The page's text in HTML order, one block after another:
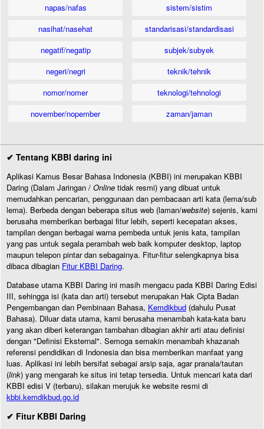
napas/nafas
nasihat/nasehat
negatif/negatip
negeri/negri
nomor/nomer
november/nopember
sistem/sistim
standarisasi/standardisasi
subjek/subyek
teknik/tehnik
teknologi/tehnologi
zaman/jaman
✔ Tentang KBBI daring ini
Aplikasi Kamus Besar Bahasa Indonesia (KBBI) ini merupakan KBBI
Daring (Dalam Jaringan / Online tidak resmi) yang dibuat untuk
memudahkan pencarian, penggunaan dan pembacaan arti kata (lema/sub
lema). Berbeda dengan beberapa situs web (laman/website) sejenis, kami
berusaha memberikan berbagai fitur lebih, seperti kecepatan akses,
tampilan dengan berbagai warna pembeda untuk jenis kata, tampilan
yang pas untuk segala perambah web baik komputer desktop, laptop
maupun telepon pintar dan sebagainya. Fitur-fitur selengkapnya bisa
dibaca dibagian Fitur KBBI Daring.
Database utama KBBI Daring ini masih mengacu pada KBBI Daring Edisi
III, sehingga isi (kata dan arti) tersebut merupakan Hak Cipta Badan
Pengembangan dan Pembinaan Bahasa, Kemdikbud (dahulu Pusat
Bahasa). Diluar data utama, kami berusaha menambah kata-kata baru
yang akan diberi keterangan tambahan dibagian akhir arti atau definisi
dengan "Definisi Eksternal". Semoga semakin menambah khazanah
referensi pendidikan di Indonesia dan bisa memberikan manfaat yang
luas. Aplikasi ini lebih bersifat sebagai arsip saja, agar pranala/tautan
(link) yang mengarah ke situs ini tetap tersedia. Untuk mencari kata dari
KBBI edisi V (terbaru), silakan merujuk ke website resmi di
kbbi.kemdikbud.go.id
✔ Fitur KBBI Daring